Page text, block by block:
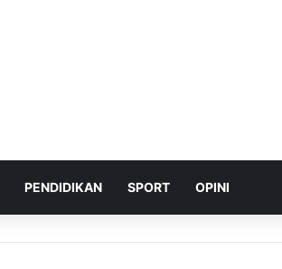
PENDIDIKAN SPORT OPINI